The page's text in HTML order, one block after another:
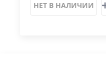
НЕТ В НАЛИЧИИ